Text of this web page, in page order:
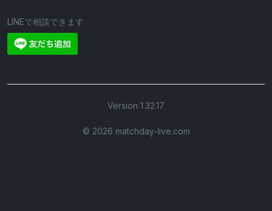
LINEで相談できます
Version 1.32.17
©︎ 2026 matchday-live.com